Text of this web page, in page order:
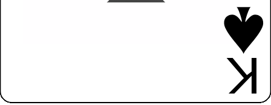
Преодоляване на трудности · Постигната цел · Напредък